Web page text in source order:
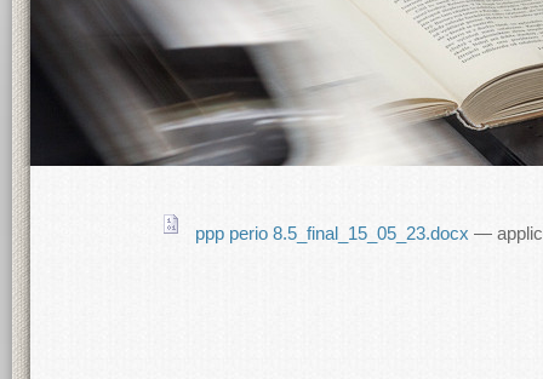
ppp perio 8.5_final_15_05_23.docx —